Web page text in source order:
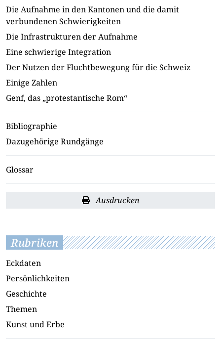
Die Aufnahme in den Kantonen und die damit
verbundenen Schwierigkeiten
Die Infrastrukturen der Aufnahme
Eine schwierige Integration
Der Nutzen der Fluchtbewegung für die Schweiz
Einige Zahlen
Genf, das „protestantische Rom“
Bibliographie
Dazugehörige Rundgänge
Glossar
Ausdrucken
Rubriken
Eckdaten
Persönlichkeiten
Geschichte
Themen
Kunst und Erbe